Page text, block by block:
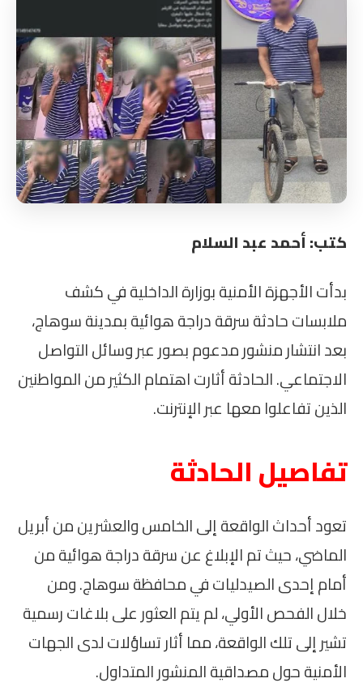
كتب: أحمد عبد السلام
بدأت الأجهزة الأمنية بوزارة الداخلية في كشف
ملابسات حادثة سرقة دراجة هوائية بمدينة سوهاج،
بعد انتشار منشور مدعوم بصور عبر وسائل التواصل
الاجتماعي. الحادثة أثارت اهتمام الكثير من المواطنين
الذين تفاعلوا معها عبر الإنترنت.
تفاصيل الحادثة
تعود أحداث الواقعة إلى الخامس والعشرين من أبريل
الماضي، حيث تم الإبلاغ عن سرقة دراجة هوائية من
أمام إحدى الصيدليات في محافظة سوهاج. ومن
خلال الفحص الأولي، لم يتم العثور على بلاغات رسمية
تشير إلى تلك الواقعة، مما أثار تساؤلات لدى الجهات
الأمنية حول مصداقية المنشور المتداول.